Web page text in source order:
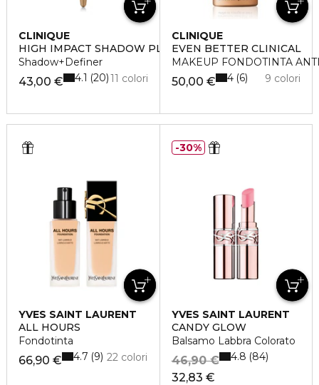
CLINIQUE
HIGH IMPACT SHADOW PLAY
Shadow+Definer
43,00 € 11 colori
4.1 20
CLINIQUE
EVEN BETTER CLINICAL
MAKEUP FONDOTINTA
50,00 € 9 colori
4 6
YVES SAINT LAURENT
ALL HOURS
Fondotinta
66,90 € 22 colori
4.7 9
YVES SAINT LAURENT
CANDY GLOW
Balsamo Labbra Colorato
32,83 €
46,90 € 4.8 84
30%